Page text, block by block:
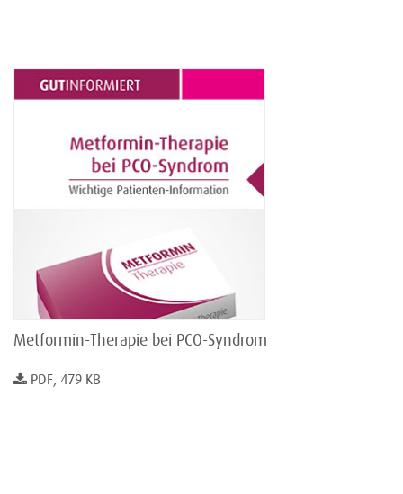
Metformin-Therapie bei PCO-Syndrom
PDF, 479 KB